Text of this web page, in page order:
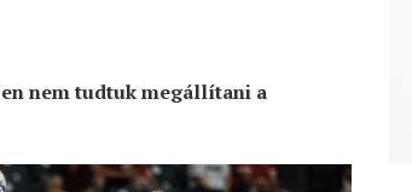
nem tudtuk megállítani a